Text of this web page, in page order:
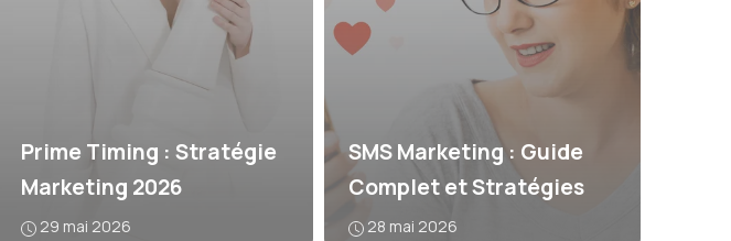
Prime Timing : Stratégie
Marketing 2026
29 mai 2026
SMS Marketing : Guide
Complet et Stratégies
28 mai 2026